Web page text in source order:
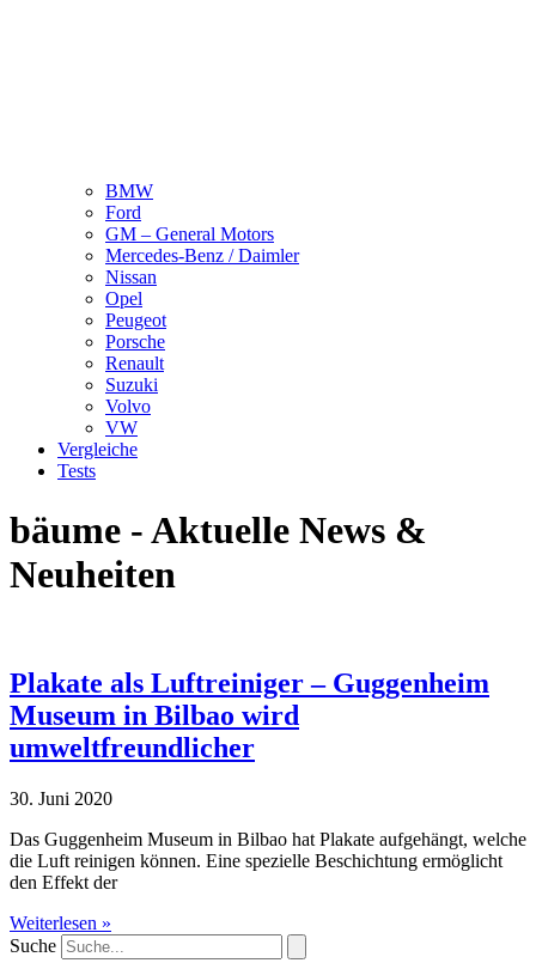
BMW
Ford
GM – General Motors
Mercedes-Benz / Daimler
Nissan
Opel
Peugeot
Porsche
Renault
Suzuki
Volvo
VW
Vergleiche
Tests
bäume - Aktuelle News &
Neuheiten
Plakate als Luftreiniger – Guggenheim
Museum in Bilbao wird
umweltfreundlicher
30. Juni 2020
Das Guggenheim Museum in Bilbao hat Plakate aufgehängt, welche
die Luft reinigen können. Eine spezielle Beschichtung ermöglicht
den Effekt der
Weiterlesen »
Suche